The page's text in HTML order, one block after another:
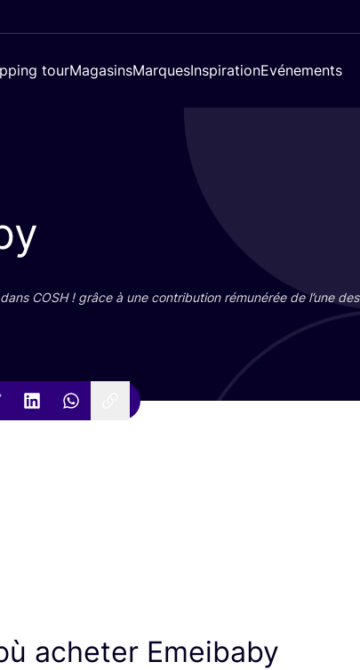
tourMagasinsMarquesInspirationEvénements
COSH! grâce à une contri­bu­tion rému­né­rée de l’une des
acheter Emeibaby